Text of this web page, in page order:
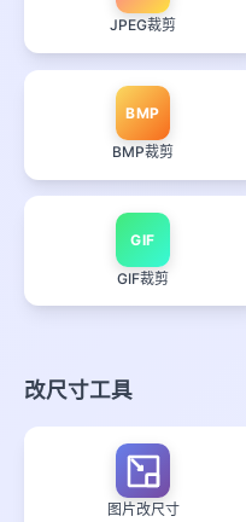
JPEG裁剪
BMP
BMP裁剪
GIF
GIF裁剪
改尺寸工具
图片改尺寸